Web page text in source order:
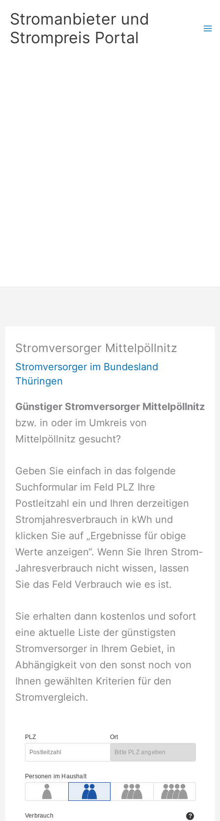
Inhalt
springen
Stromanbieter und
Strompreis Portal
Stromversorger Mittelpöllnitz
Stromversorger im Bundesland
Thüringen
Günstiger Stromversorger Mittelpöllnitz
bzw. in oder im Umkreis von
Mittelpöllnitz gesucht?
Geben Sie einfach in das folgende
Suchformular im Feld PLZ Ihre
Postleitzahl ein und Ihren derzeitigen
Stromjahresverbrauch in kWh und
klicken Sie auf „Ergebnisse für obige
Werte anzeigen“. Wenn Sie Ihren Strom-
Jahresverbrauch nicht wissen, lassen
Sie das Feld Verbrauch wie es ist.
Sie erhalten dann kostenlos und sofort
eine aktuelle Liste der günstigsten
Stromversorger in Ihrem Gebiet, in
Abhängigkeit von den sonst noch von
Ihnen gewählten Kriterien für den
Stromvergleich.